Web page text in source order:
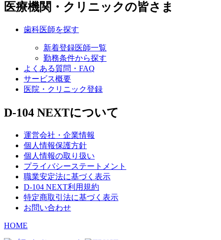
医療機関・クリニックの皆さま
歯科医師を探す
新着登録医師一覧
勤務条件から探す
よくある質問・FAQ
サービス概要
医院・クリニック登録
D-104 NEXTについて
運営会社・企業情報
個人情報保護方針
個人情報の取り扱い
プライバシーステートメント
職業安定法に基づく表示
D-104 NEXT利用規約
特定商取引法に基づく表示
お問い合わせ
HOME